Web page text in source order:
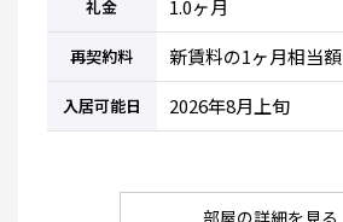
礼金 1.0ヶ月
再契約料 新賃料の1ヶ月相当額
入居可能日 2026年8月上旬
部屋の詳細を見る